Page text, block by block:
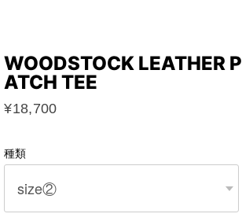
WOODSTOCK LEATHER P
ATCH TEE
¥18,700
種類